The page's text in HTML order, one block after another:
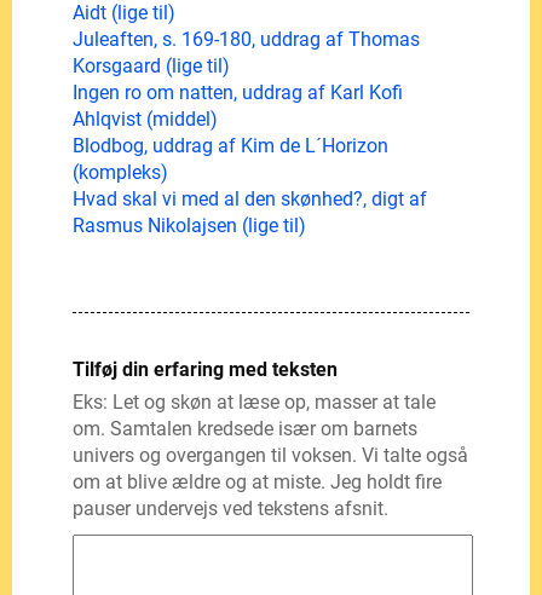
Aidt (lige til)
Juleaften, s. 169-180, uddrag af Thomas
Korsgaard (lige til)
Ingen ro om natten, uddrag af Karl Kofi
Ahlqvist (middel)
Blodbog, uddrag af Kim de L´Horizon
(kompleks)
Hvad skal vi med al den skønhed?, digt af
Rasmus Nikolajsen (lige til)
Tilføj din erfaring med teksten
Eks: Let og skøn at læse op, masser at tale
om. Samtalen kredsede især om barnets
univers og overgangen til voksen. Vi talte også
om at blive ældre og at miste. Jeg holdt fire
pauser undervejs ved tekstens afsnit.